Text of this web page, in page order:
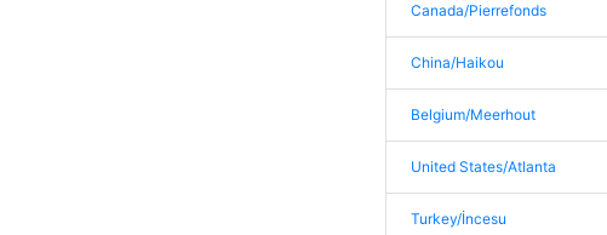
Canada/Pierrefonds
China/Haikou
Belgium/Meerhout
United States/Atlanta
Turkey/İncesu